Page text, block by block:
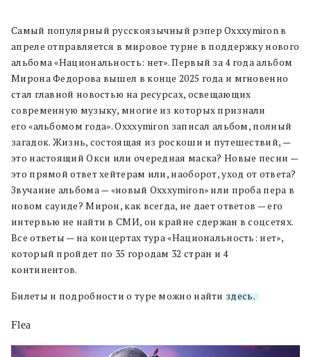
Самый популярный русскоязычный рэпер Oxxxymiron в
апреле отправляется в мировое турне в поддержку нового
альбома «Национальность: нет». Первый за 4 года альбом
Мирона Федорова вышел в конце 2025 года и мгновенно
стал главной новостью на ресурсах, освещающих
современную музыку, многие из которых признали
его «альбомом года». Oxxxymiron записал альбом, полный
загадок. Жизнь, состоящая из роскоши и путешествий, —
это настоящий Окси или очередная маска? Новые песни —
это прямой ответ хейтерам или, наоборот, уход от ответа?
Звучание альбома — «новый Oxxxymiron» или проба пера в
новом саунде? Мирон, как всегда, не дает ответов — его
интервью не найти в СМИ, он крайне сдержан в соцсетях.
Все ответы — на концертах тура «Национальность: нет»,
который пройдет по 35 городам 32 стран и 4
континентов.
Билеты и подробности о туре можно найти здесь.
Flea